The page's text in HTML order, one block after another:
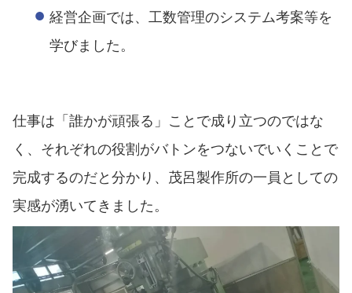
経営企画では、工数管理のシステム考案等を
学びました。
仕事は「誰かが頑張る」ことで成り立つのではな
く、それぞれの役割がバトンをつないでいくことで
完成するのだと分かり、茂呂製作所の一員としての
実感が湧いてきました。